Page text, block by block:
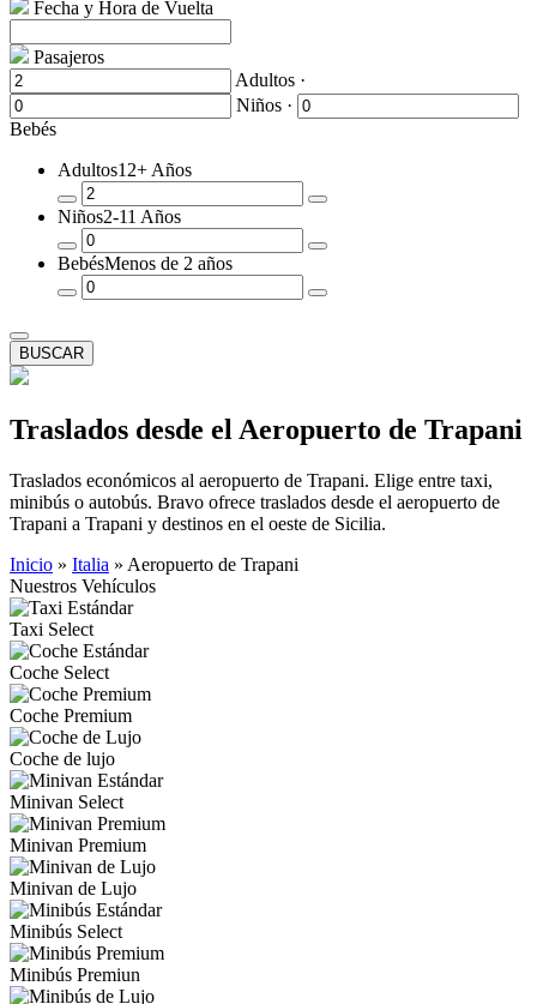
Fecha y Hora de Vuelta
Pasajeros
Adultos ·
Niños ·
Bebés
Adultos12+ Años
Quitar
un
Pasajero
Añadir
Pasajero
Niños2-11 Años
Quitar
un
Pasajero
Añadir
Pasajero
BebésMenos de 2 años
Quitar
Pasajero
Añadir
BUSCAR
Traslados desde el Aeropuerto de Trapani
Traslados económicos al aeropuerto de Trapani. Elige entre taxi,
minibús o autobús. Bravo ofrece traslados desde el aeropuerto de
Trapani a Trapani y destinos en el oeste de Sicilia.
Inicio » Italia » Aeropuerto de Trapani
Nuestros Vehículos
Taxi Select
Coche Select
Coche Premium
Coche de lujo
Minivan Select
Minivan Premium
Minivan de Lujo
Minibús Select
Minibús Premiun